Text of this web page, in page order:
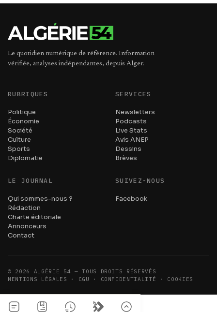
Le quotidien numérique de référence. Information
vérifiée, analyses indépendantes, depuis Alger.
RUBRIQUES
Politique
Économie
Société
Culture
Sports
Diplomatie
SERVICES
Newsletters
Podcasts
Live Stats
Avis ANEP
Dessins
Brèves
LE JOURNAL
Qui sommes-nous ?
Rédaction
Charte éditoriale
Annonceurs
Contact
SUIVEZ-NOUS
Facebook
© 2026
ALGÉRIE 54 — TOUS DROITS RÉSERVÉS
MENTIONS LÉGALES · CGU · CONFIDENTIALITÉ · COOKIES